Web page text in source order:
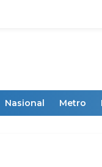
Nasional Metro